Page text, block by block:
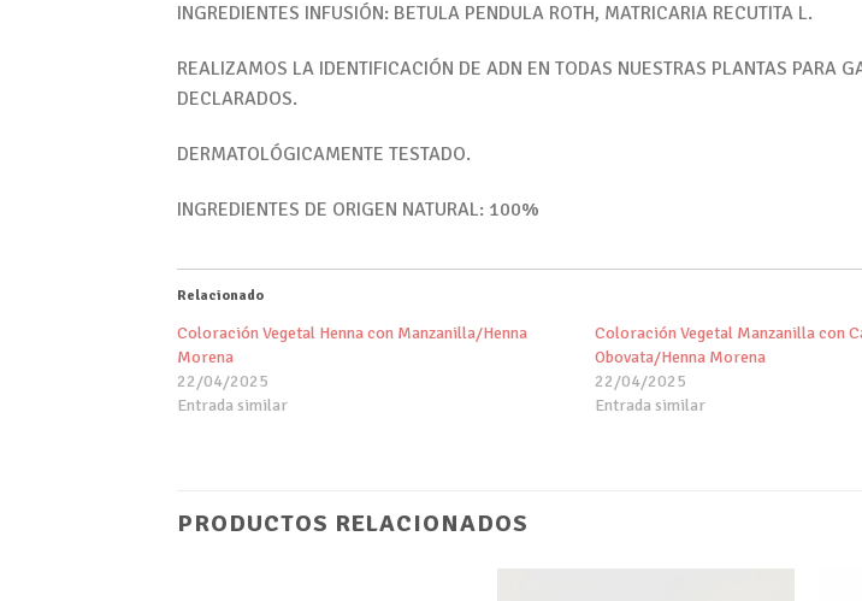
INGREDIENTES INFUSIÓN: BETULA PENDULA ROTH, MATRICARIA RECUTITA L.
REALIZAMOS LA IDENTIFICACIÓN DE ADN EN TODAS NUESTRAS PLANTAS PARA
DECLARADOS.
DERMATOLÓGICAMENTE TESTADO.
INGREDIENTES DE ORIGEN NATURAL: 100%
Relacionado
Coloración Vegetal Henna con Manzanilla/Henna
Morena
22/04/2025
Entrada similar
Coloración Vegetal Manzanilla con
Obovata/Henna Morena
22/04/2025
Entrada similar
PRODUCTOS RELACIONADOS